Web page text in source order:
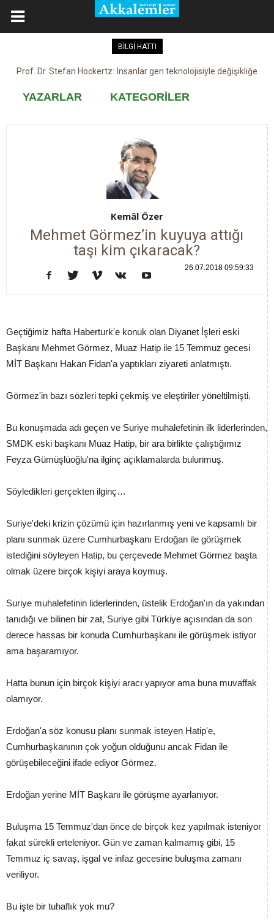
BİLGİ HATTI
Prof. Dr. Stefan Hockertz: İnsanlar gen teknolojisiyle değişikliğe
Kovid-19 aşısı, devşirme ve kobay!
YAZARLAR KATEGORİLER
Kemâl Özer
Mehmet Görmez’in kuyuya attığı
taşı kim çıkaracak?
26.07.2018 09:59:33
Geçtiğimiz hafta Haberturk'e konuk olan Diyanet İşleri eski
Başkanı Mehmet Görmez, Muaz Hatip ile 15 Temmuz gecesi
MİT Başkanı Hakan Fidan'a yaptıkları ziyareti anlatmıştı.
Görmez'in bazı sözleri tepki çekmiş ve eleştiriler yöneltilmişti.
Bu konuşmada adı geçen ve Suriye muhalefetinin ilk liderlerinden,
SMDK eski başkanı Muaz Hatip, bir ara birlikte çalıştığımız
Feyza Gümüşlüoğlu'na ilginç açıklamalarda bulunmuş.
Söyledikleri gerçekten ilginç…
Suriye'deki krizin çözümü için hazırlanmış yeni ve kapsamlı bir
planı sunmak üzere Cumhurbaşkanı Erdoğan ile görüşmek
istediğini söyleyen Hatip, bu çerçevede Mehmet Görmez başta
olmak üzere birçok kişiyi araya koymuş.
Suriye muhalefetinin liderlerinden, üstelik Erdoğan'ın da yakından
tanıdığı ve bilinen bir zat, Suriye gibi Türkiye açısından da son
derece hassas bir konuda Cumhurbaşkanı ile görüşmek istiyor
ama başaramıyor.
Hatta bunun için birçok kişiyi aracı yapıyor ama buna muvaffak
olamıyor.
Erdoğan'a söz konusu planı sunmak isteyen Hatip'e,
Cumhurbaşkanının çok yoğun olduğunu ancak Fidan ile
görüşebileceğini ifade ediyor Görmez.
Erdoğan yerine MİT Başkanı ile görüşme ayarlanıyor.
Buluşma 15 Temmuz'dan önce de birçok kez yapılmak isteniyor
fakat sürekli erteleniyor. Gün ve zaman kalmamış gibi, 15
Temmuz iç savaş, işgal ve infaz gecesine buluşma zamanı
veriliyor.
Bu işte bir tuhaflık yok mu?